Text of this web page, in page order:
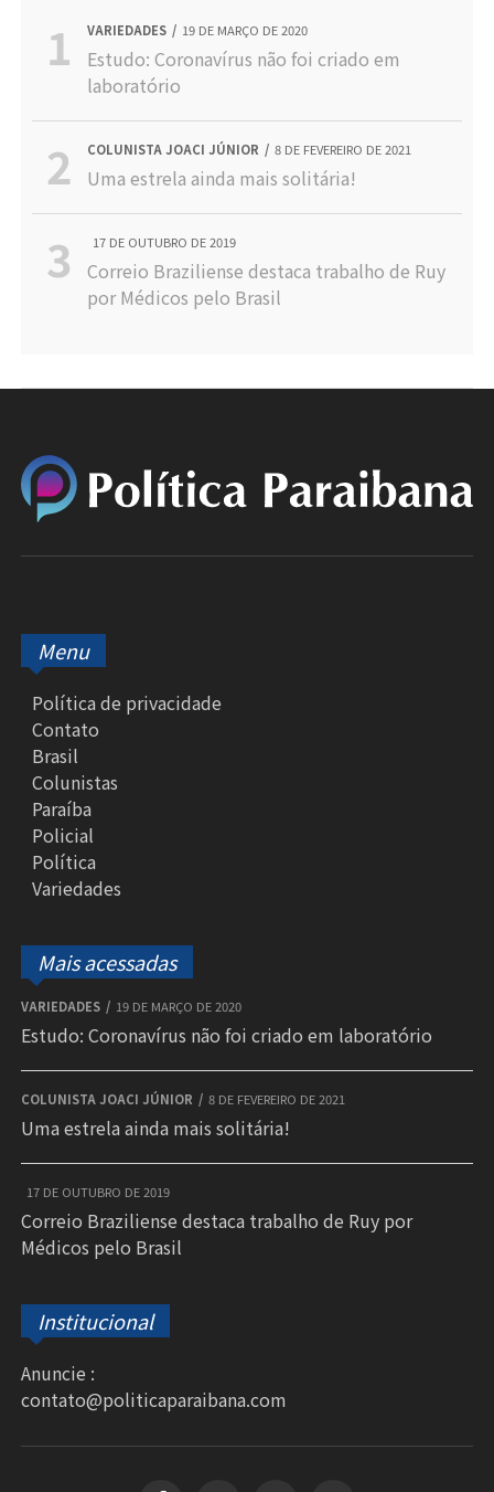
VARIEDADES 19 DE MARÇO DE 2020
Estudo: Coronavírus não foi criado em
laboratório
COLUNISTA JOACI JÚNIOR 8 DE FEVEREIRO DE 2021
Uma estrela ainda mais solitária!
17 DE OUTUBRO DE 2019
Correio Braziliense destaca trabalho de Ruy
por Médicos pelo Brasil
Menu
Política de privacidade
Contato
Brasil
Colunistas
Paraíba
Policial
Política
Variedades
Mais acessadas
VARIEDADES 19 DE MARÇO DE 2020
Estudo: Coronavírus não foi criado em laboratório
COLUNISTA JOACI JÚNIOR 8 DE FEVEREIRO DE 2021
Uma estrela ainda mais solitária!
17 DE OUTUBRO DE 2019
Correio Braziliense destaca trabalho de Ruy por
Médicos pelo Brasil
Institucional
Anuncie :
contato@politicaparaibana.com